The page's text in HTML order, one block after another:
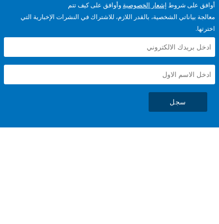
شروطإشعار الخصوصيةوأوافق على كيف تتم
الشخصية، بالقدر اللازم، للاشتراك في النشرات الإخبارية التي